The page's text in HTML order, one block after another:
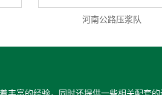
河南公路压浆队